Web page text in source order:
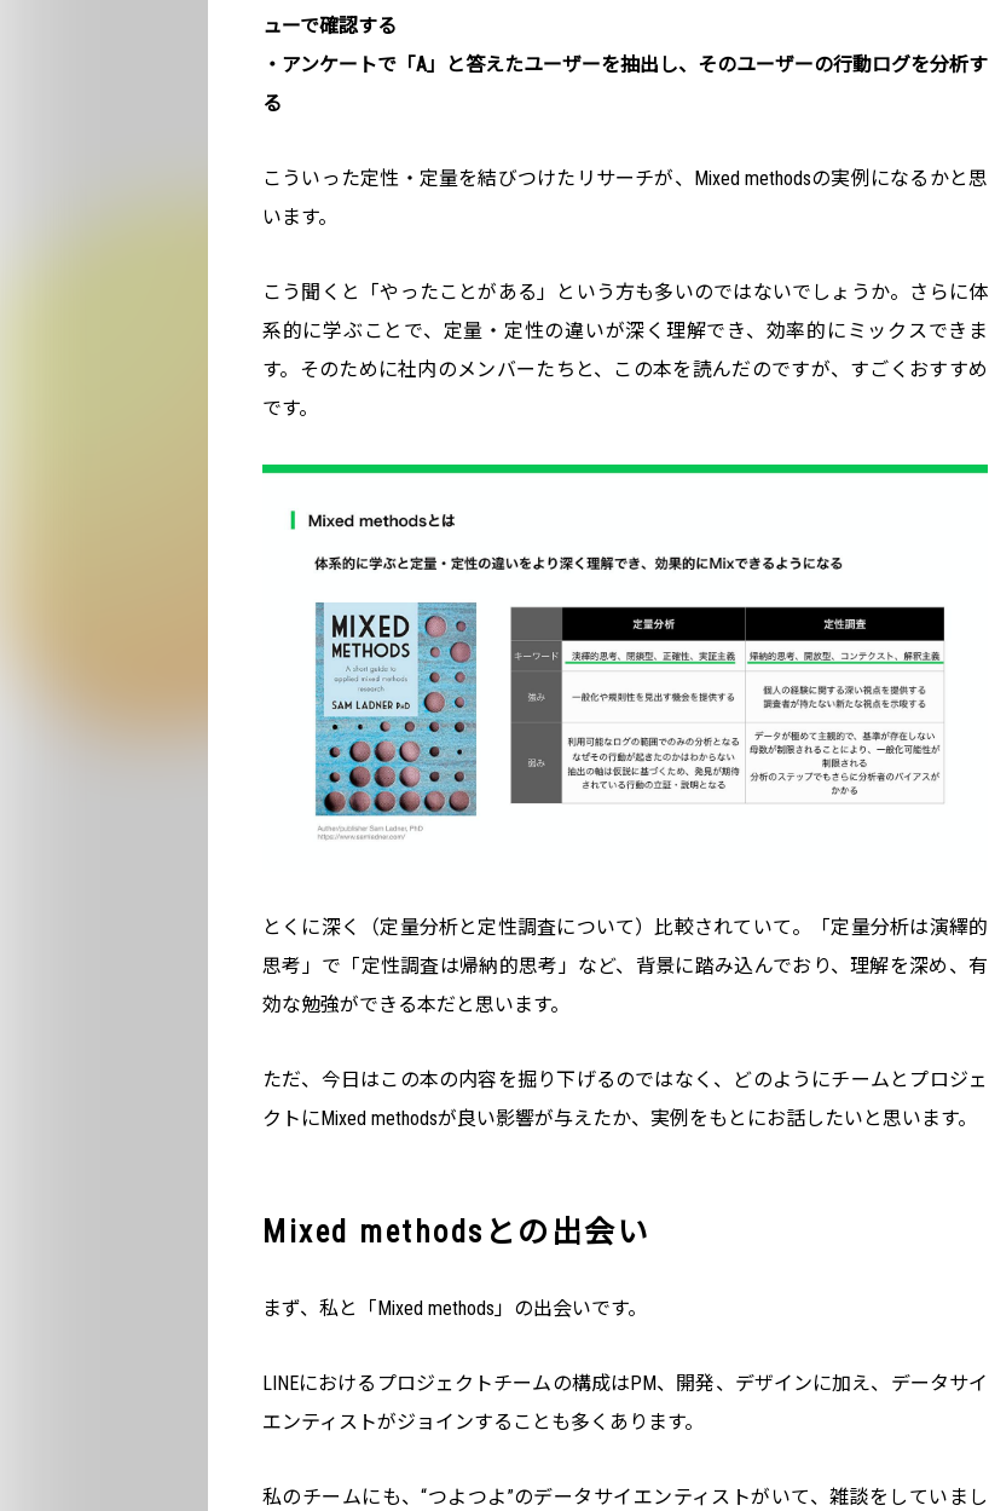
ューで確認する
・アンケートで「A」と答えたユーザーを抽出し、そのユーザーの行動ログを分析す
る
こういった定性・定量を結びつけたリサーチが、Mixed methodsの実例になるかと思
います。
こう聞くと「やったことがある」という方も多いのではないでしょうか。さらに体
系的に学ぶことで、定量・定性の違いが深く理解でき、効率的にミックスできま
す。そのために社内のメンバーたちと、この本を読んだのですが、すごくおすすめ
です。
とくに深く（定量分析と定性調査について）比較されていて。「定量分析は演繹的
思考」で「定性調査は帰納的思考」など、背景に踏み込んでおり、理解を深め、有
効な勉強ができる本だと思います。
ただ、今日はこの本の内容を掘り下げるのではなく、どのようにチームとプロジェ
クトにMixed methodsが良い影響が与えたか、実例をもとにお話したいと思います。
Mixed methodsとの出会い
まず、私と「Mixed methods」の出会いです。
LINEにおけるプロジェクトチームの構成はPM、開発、デザインに加え、データサイ
エンティストがジョインすることも多くあります。
私のチームにも、“つよつよ”のデータサイエンティストがいて、雑談をしていまし